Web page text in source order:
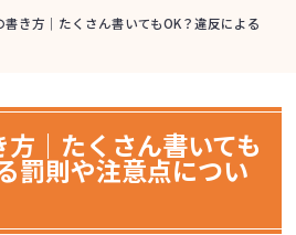
書き方｜たくさん書いてもOK？違反による
｜たくさん書いても
罰則や注意点につい